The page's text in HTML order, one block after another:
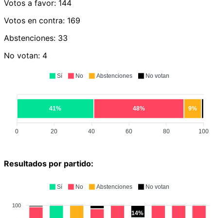
Votos a favor: 144
Votos en contra: 169
Abstenciones: 33
No votan: 4
41% 48% 9%
100
80
60
40
20
0
Sí No Abstenciones No votan
Resultados por partido:
100
14%
Sí No Abstenciones No votan